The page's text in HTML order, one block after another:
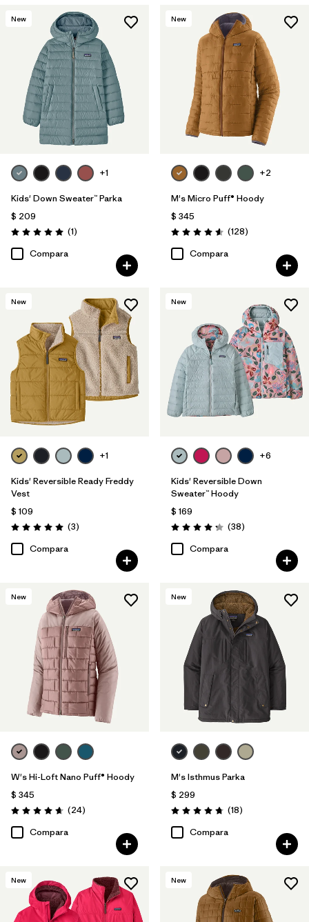
New
+1
Kids' Down Sweater™ Parka
$ 209
Valoración: 5.0 / 5
(1Comentarios
)
Compara
New
+2
M's Micro Puff® Hoody
$ 345
Valoración: 4.6 / 5
(128Comentarios
)
Compara
New
+1
Kids' Reversible Ready Freddy
Vest
$ 109
Valoración: 5.0 / 5
(3Comentarios
)
Compara
New
+6
Kids' Reversible Down
Sweater™ Hoody
$ 169
Valoración: 4.3 / 5
(38Comentarios
)
Compara
New
W's Hi-Loft Nano Puff® Hoody
$ 345
Valoración: 4.6 / 5
(24Comentarios
)
Compara
New
M's Isthmus Parka
$ 299
Valoración: 4.7 / 5
(18Comentarios
)
Compara
New New